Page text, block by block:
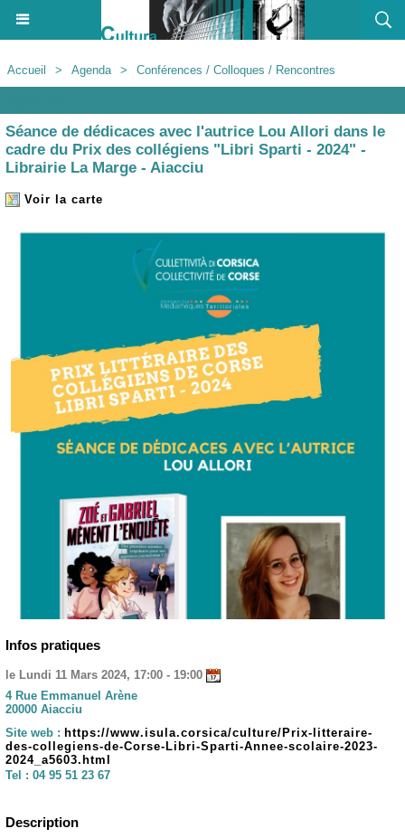
Accueil > Agenda > Conférences / Colloques / Rencontres
Séance de dédicaces avec l'autrice Lou Allori dans le
cadre du Prix des collégiens "Libri Sparti - 2024" -
Librairie La Marge - Aiacciu
Voir la carte
Infos pratiques
le Lundi 11 Mars 2024, 17:00 - 19:00
4 Rue Emmanuel Arène
20000 Aiacciu
Site web : https://www.isula.corsica/culture/Prix-litteraire-
des-collegiens-de-Corse-Libri-Sparti-Annee-scolaire-2023-
2024_a5603.html
Tel : 04 95 51 23 67
Description